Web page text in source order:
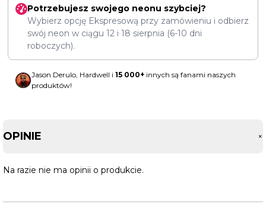
Potrzebujesz swojego neonu szybciej?
Wybierz opcję Ekspresową przy zamówieniu i odbierz
swój neon w ciągu 12 i 18 sierpnia (6-10 dni
roboczych).
Jason Derulo, Hardwell i 15 000+ innych są fanami naszych
produktów!
OPINIE +
Na razie nie ma opinii o produkcie.